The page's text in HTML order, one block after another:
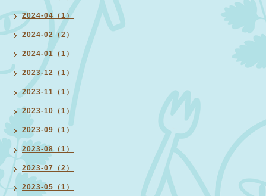
2024-04（1）
2024-02（2）
2024-01（1）
2023-12（1）
2023-11（1）
2023-10（1）
2023-09（1）
2023-08（1）
2023-07（2）
2023-05（1）